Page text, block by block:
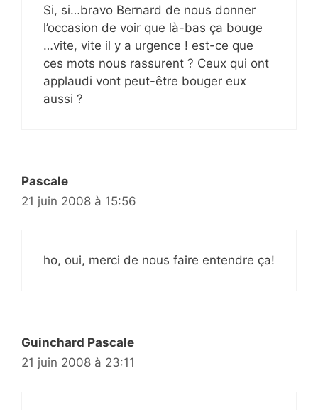
Si, si…bravo Bernard de nous donner
l’occasion de voir que là-bas ça bouge
…vite, vite il y a urgence ! est-ce que
ces mots nous rassurent ? Ceux qui ont
applaudi vont peut-être bouger eux
aussi ?
Pascale
21 juin 2008 à 15:56
ho, oui, merci de nous faire entendre ça!
Guinchard Pascale
21 juin 2008 à 23:11